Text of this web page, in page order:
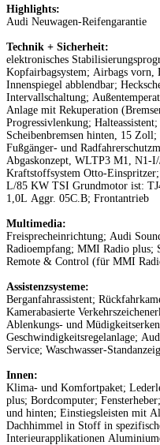
Highlights:
Audi Neuwagen-Reifengarantie
Technik + Sicherheit:
elektronisches
Kopfairbagsystem; Airbags vorn,
Innenspiegel abblendbar;
Intervallschaltung;
Anlage mit Rekuperation
Progressivlenkung;
Scheibenbremsen hinten, 15
Fußgänger- und
Abgaskonzept, WLTP3 M1, N1-
Kraftstoffsystem Otto-
L/85 KW TSI Grundmotor ist:
1,0L Aggr. 05C.B; Frontantrieb
Multimedia:
Freisprecheinrichtung; Audi
Radioempfang; MMI Radio plus;
Remote & Control (für MMI
Assistenzsysteme:
Berganfahrassistent;
Kamerabasierte
Ablenkungs- und
Geschwindigkeitsregelanlage;
Service; Waschwasser-
Innen:
Klima- und Komfortpaket;
plus; Bordcomputer;
und hinten; Einstiegsleisten mit
Dachhimmel in Stoff in
Interieurapplikationen